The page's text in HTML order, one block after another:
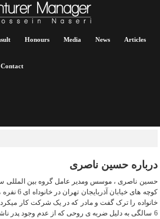
Honours Media News Articles
Contact
درباره حسین ناصری
خانواده را ترک گفت و مادر که در یک شرکت کار
6 سالگی به دلیل ضربه ی روحی که از عدم وجود